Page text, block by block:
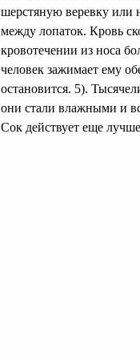
шерстяную веревку или
между лопаток. Кровь
кровотечении из носа
человек зажимает ему
остановится. 5).
они стали влажными и
Сок действует еще